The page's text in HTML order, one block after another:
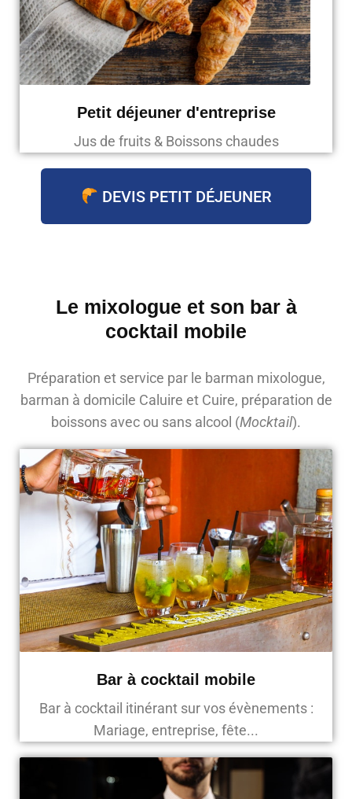
Petit déjeuner d'entreprise
Jus de fruits & Boissons chaudes
DEVIS PETIT DÉJEUNER
Le mixologue et son bar à
cocktail mobile
Préparation et service par le barman mixologue,
barman à domicile Caluire et Cuire, préparation de
boissons avec ou sans alcool (Mocktail).
Bar à cocktail mobile
Bar à cocktail itinérant sur vos évènements :
Mariage, entreprise, fête...